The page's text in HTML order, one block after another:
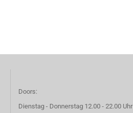
Doors:
Dienstag - Donnerstag 12.00 - 22.00 Uhr